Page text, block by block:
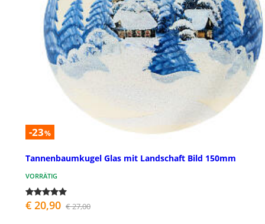
-23%
Tannenbaumkugel Glas mit Landschaft Bild 150mm
VORRÄTIG
€ 20,90 € 27,00